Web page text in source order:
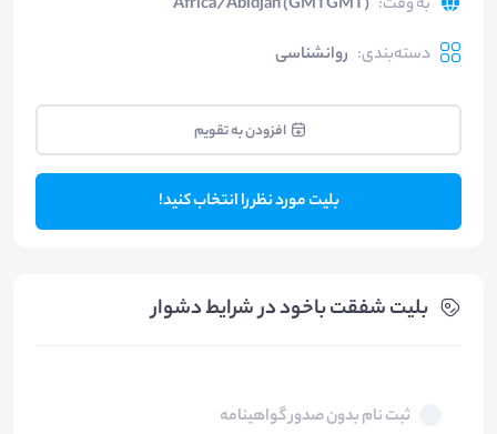
به وقت:
Africa/Abidjan (GMTGMT)
دسته‌بندی: روانشناسی
افزودن به تقویم
بلیت مورد نظر را انتخاب کنید!
بلیت‌ شفقت باخود در شرايط دشوار
ثبت نام بدون صدور گواهینامه